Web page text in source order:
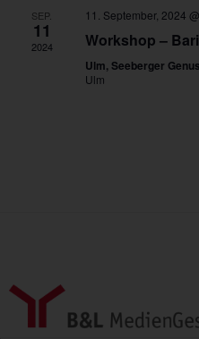
SEP.
11
2024
11. September, 2024
Workshop –
Ulm, Seeberger
Ulm